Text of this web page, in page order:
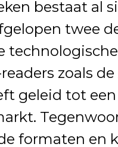
bestaat al
twee
technologische
zoals de
geleid tot een
formaten en